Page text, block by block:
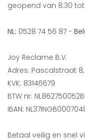
geopend van 8:30 tot
NL: 0528 74 56 87 -
Joy Reclame B.V.
Adres: Pascalstraat
KVK: 83146679
BTW nr:
IBAN:
Betaal veilig en snel